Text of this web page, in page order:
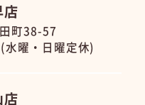
店
町38-57
曜・日曜定休)
店